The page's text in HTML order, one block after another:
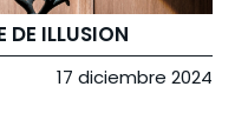
DE ILLUSION
17 diciembre 2024